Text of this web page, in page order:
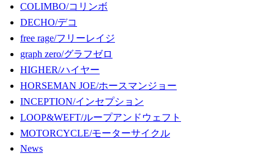
COLIMBO/コリンボ
DECHO/デコ
free rage/フリーレイジ
graph zero/グラフゼロ
HIGHER/ハイヤー
HORSEMAN JOE/ホースマンジョー
INCEPTION/インセプション
LOOP&WEFT/ループアンドウェフト
MOTORCYCLE/モーターサイクル
News